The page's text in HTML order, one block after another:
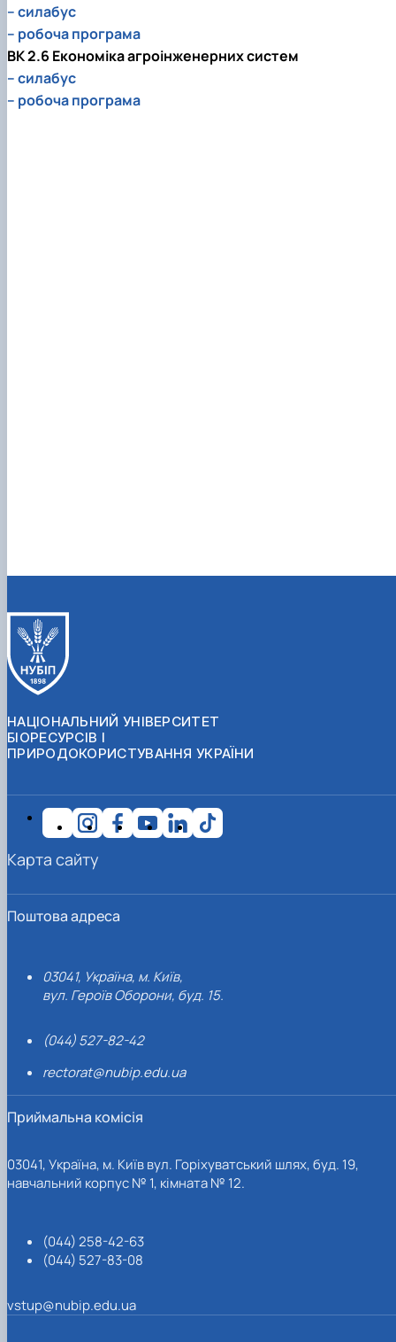
– силабус
– робоча програма
ВК 2.6 Економіка агроінженерних систем
– силабус
– робоча програма
НАЦІОНАЛЬНИЙ УНІВЕРСИТЕТ
БІОРЕСУРСІВ І
ПРИРОДОКОРИСТУВАННЯ УКРАЇНИ
Поштова адреса
03041, Україна, м. Київ,
вул. Героїв Оборони, буд. 15.
(044) 527-82-42
rectorat@nubip.edu.ua
Приймальна комісія
03041, Україна, м. Київ вул. Горіхуватський шлях, буд. 19,
навчальний корпус № 1, кімната № 12.
(044) 258-42-63
(044) 527-83-08
vstup@nubip.edu.ua
Карта сайту